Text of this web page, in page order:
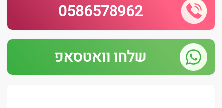
0586578962
שלחו וואטסאפ